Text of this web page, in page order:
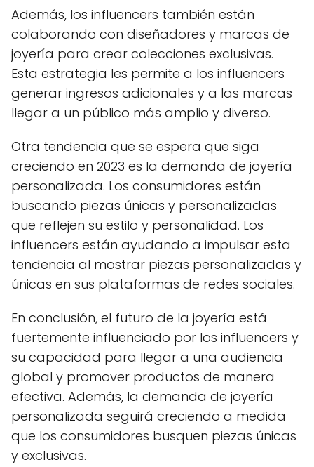
Además, los influencers también están
colaborando con diseñadores y marcas de
joyería para crear colecciones exclusivas.
Esta estrategia les permite a los influencers
generar ingresos adicionales y a las marcas
llegar a un público más amplio y diverso.
Otra tendencia que se espera que siga
creciendo en 2023 es la demanda de joyería
personalizada. Los consumidores están
buscando piezas únicas y personalizadas
que reflejen su estilo y personalidad. Los
influencers están ayudando a impulsar esta
tendencia al mostrar piezas personalizadas y
únicas en sus plataformas de redes sociales.
En conclusión, el futuro de la joyería está
fuertemente influenciado por los influencers y
su capacidad para llegar a una audiencia
global y promover productos de manera
efectiva. Además, la demanda de joyería
personalizada seguirá creciendo a medida
que los consumidores busquen piezas únicas
y exclusivas.